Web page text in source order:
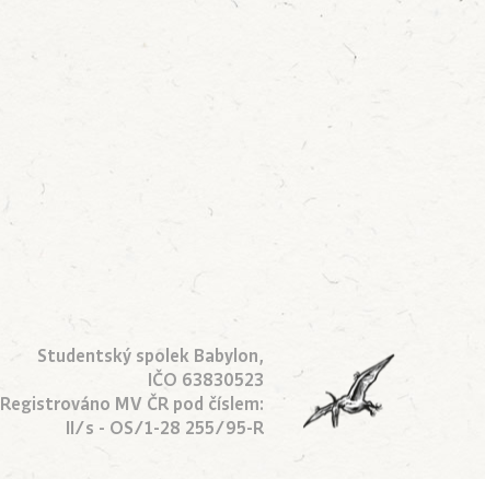
Studentský spolek Babylon,
IČO 63830523
Registrováno MV ČR pod číslem:
II/s - OS/1-28 255/95-R